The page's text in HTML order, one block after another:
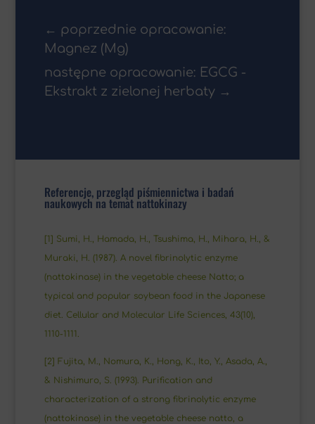
← poprzednie opracowanie:
Magnez (Mg)
następne opracowanie: EGCG -
Ekstrakt z zielonej herbaty→
Referencje, przegląd piśmiennictwa i badań
naukowych na temat nattokinazy
[1] Sumi, H., Hamada, H., Tsushima, H., Mihara, H., &
Muraki, H. (1987). A novel fibrinolytic enzyme
(nattokinase) in the vegetable cheese Natto; a
typical and popular soybean food in the Japanese
diet. Cellular and Molecular Life Sciences, 43(10),
1110-1111.
[2] Fujita, M., Nomura, K., Hong, K., Ito, Y., Asada, A.,
& Nishimuro, S. (1993). Purification and
characterization of a strong fibrinolytic enzyme
(nattokinase) in the vegetable cheese natto, a